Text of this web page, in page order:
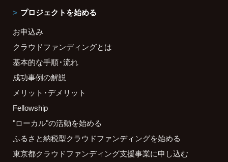
プロジェクトを始める
お申込み
クラウドファンディングとは
基本的な手順・流れ
成功事例の解説
メリット・デメリット
Fellowship
"ローカル"の活動を始める
ふるさと納税型クラウドファンディングを始める
東京都クラウドファンディング支援事業に申し込む